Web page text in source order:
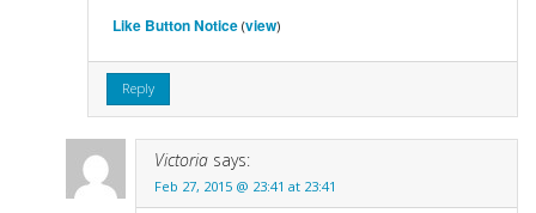
Like Button Notice(view)
Reply
Victoria says:
Feb 27, 2015 @ 23:41 at 23:41